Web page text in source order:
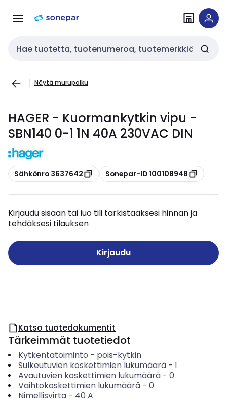
navigointiinsisältöön
Haku
Näytä murupolku
HAGER - Kuormankytkin vipu -
SBN140 0-1 1N 40A 230VAC DIN
Kopioi
Sähkönro 3637642 Kopioi
Sonepar-ID 100108948
Kirjaudu sisään tai luo tili tarkistaaksesi hinnan ja
tehdäksesi tilauksen
Kirjaudu
Katso tuotedokumentit
Tärkeimmät tuotetiedot
Kytkentätoiminto - pois-kytkin
Sulkeutuvien koskettimien lukumäärä- 1
Avautuvien koskettimien lukumäärä- 0
Vaihtokoskettimien lukumäärä- 0
Nimellisvirta- 40 A